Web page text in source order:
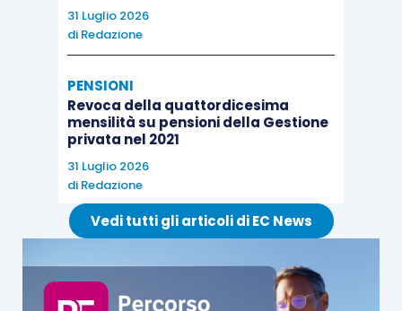
31 Luglio 2026
di Redazione
PENSIONI
Revoca della quattordicesima
mensilità su pensioni della Gestione
privata nel 2021
31 Luglio 2026
di Redazione
Vedi tutti gli articoli di EC News